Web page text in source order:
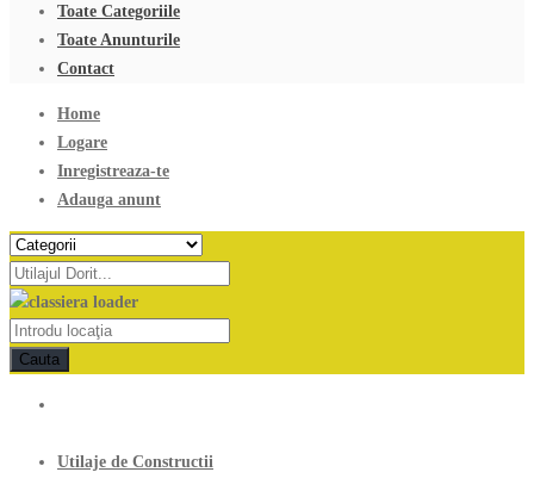
Toate Categoriile
Toate Anunturile
Contact
Home
Logare
Inregistreaza-te
Adauga anunt
Cauta
Utilaje de Constructii